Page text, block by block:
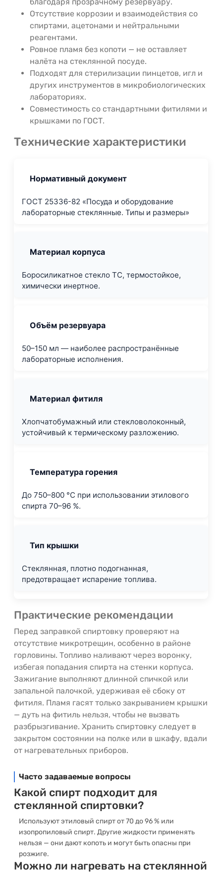
Отсутствие коррозии и взаимодействия со
спиртами, ацетонами и нейтральными
реагентами.
Ровное пламя без копоти — не оставляет
налёта на стеклянной посуде.
Подходят для стерилизации пинцетов, игл и
других инструментов в микробиологических
лабораториях.
Совместимость со стандартными фитилями и
крышками по ГОСТ.
Технические характеристики
Нормативный документ
ГОСТ 25336-82 «Посуда и оборудование
лабораторные стеклянные. Типы и размеры»
Материал корпуса
Боросиликатное стекло ТС, термостойкое,
химически инертное.
Объём резервуара
50–150 мл — наиболее распространённые
лабораторные исполнения.
Материал фитиля
Хлопчатобумажный или стекловолоконный,
устойчивый к термическому разложению.
Температура горения
До 750–800 °C при использовании этилового
спирта 70–96 %.
Тип крышки
Стеклянная, плотно подогнанная,
предотвращает испарение топлива.
Практические рекомендации
Перед заправкой спиртовку проверяют на
отсутствие микротрещин, особенно в районе
горловины. Топливо наливают через воронку,
избегая попадания спирта на стенки корпуса.
Зажигание выполняют длинной спичкой или
запальной палочкой, удерживая её сбоку от
фитиля. Пламя гасят только закрыванием крышки
— дуть на фитиль нельзя, чтобы не вызвать
разбрызгивание. Хранить спиртовку следует в
закрытом состоянии на полке или в шкафу, вдали
от нагревательных приборов.
Часто задаваемые вопросы
Какой спирт подходит для
стеклянной спиртовки?
Используют этиловый спирт от 70 до 96 % или
изопропиловый спирт. Другие жидкости применять
нельзя — они дают копоть и могут быть опасны при
розжиге.
Можно ли нагревать на стеклянной